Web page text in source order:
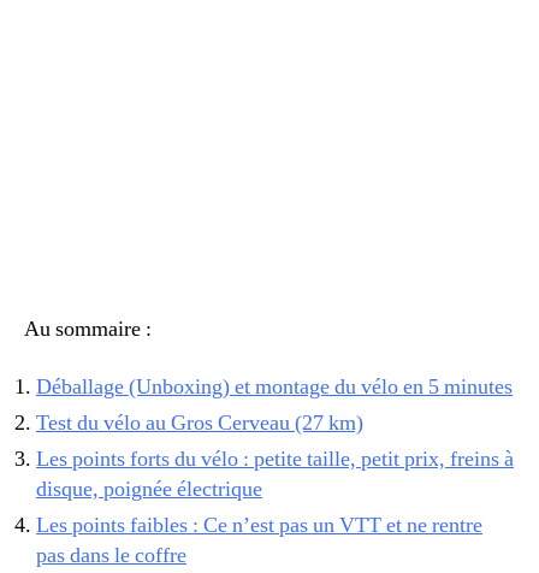
Au sommaire :
Déballage (Unboxing) et montage du vélo en 5 minutes
Test du vélo au Gros Cerveau (27 km)
Les points forts du vélo : petite taille, petit prix, freins à
disque, poignée électrique
Les points faibles : Ce n’est pas un VTT et ne rentre
pas dans le coffre